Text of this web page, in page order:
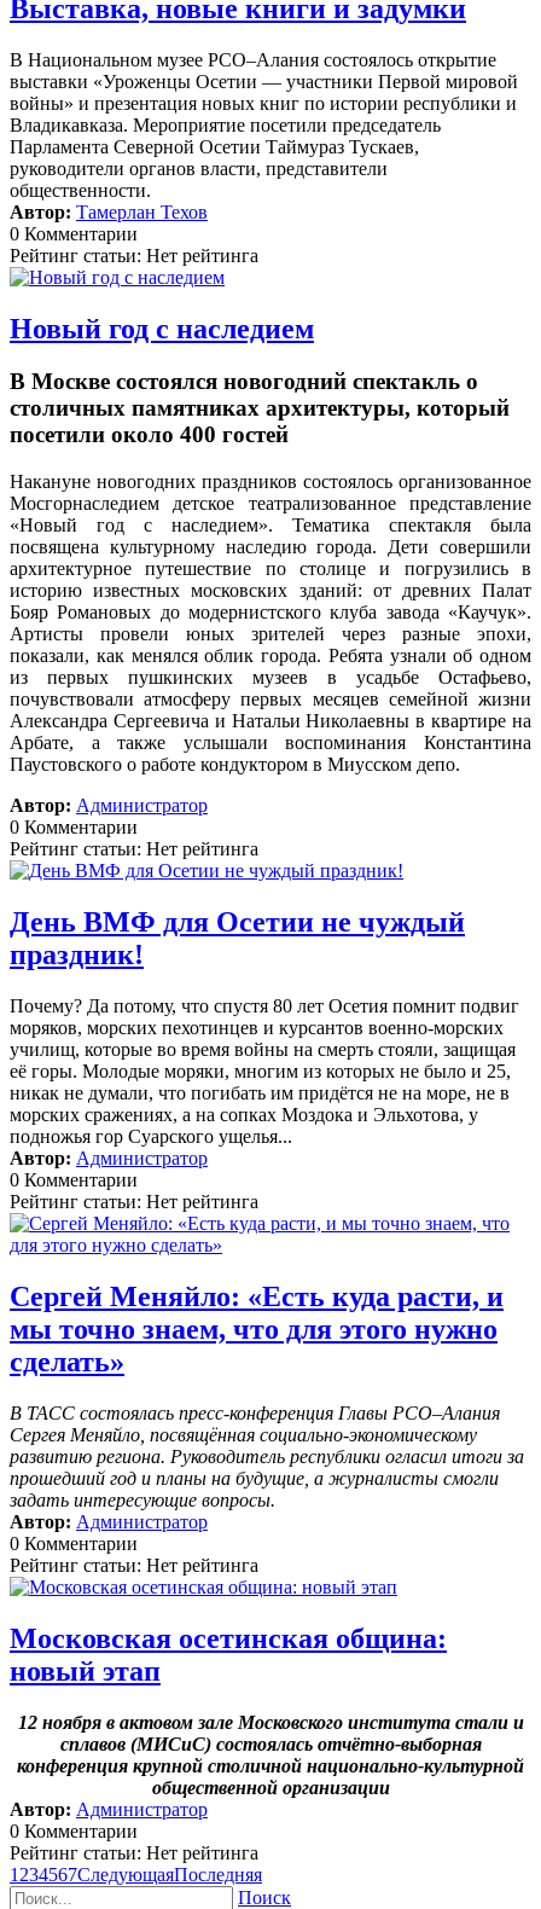
Выставка, новые книги и задумки
В Национальном музее РСО–Алания состоялось открытие
выставки «Уроженцы Осетии — участники Первой мировой
войны» и презентация новых книг по истории республики и
Владикавказа. Мероприятие посетили председатель
Парламента Северной Осетии Таймураз Тускаев,
руководители органов власти, представители
общественности.
Автор: Тамерлан Техов
0 Комментарии
Рейтинг статьи: Нет рейтинга
Новый год с наследием
В Москве состоялся новогодний спектакль о
столичных памятниках архитектуры, который
посетили около 400 гостей
Накануне новогодних праздников состоялось организованное
Мосгорнаследием детское театрализованное представление
«Новый год с наследием».
Тематика спектакля была
посвящена культурному наследию города. Дети совершили
архитектурное путешествие по столице и погрузились в
историю известных московских зданий: от древних Палат
Бояр Романовых до модернистского клуба завода «Каучук».
Артисты провели юных зрителей через разные эпохи,
показали, как менялся облик города. Ребята узнали об одном
из первых пушкинских музеев в усадьбе Остафьево,
почувствовали атмосферу первых месяцев семейной жизни
Александра Сергеевича и Натальи Николаевны в квартире на
Арбате, а также услышали воспоминания Константина
Паустовского о работе кондуктором в Миусском депо.
Автор: Администратор
0 Комментарии
Рейтинг статьи: Нет рейтинга
День ВМФ для Осетии не чуждый
праздник!
Почему? Да потому, что спустя 80 лет Осетия помнит подвиг
моряков, морских пехотинцев и курсантов военно-морских
училищ, которые во время войны на смерть стояли, защищая
её горы. Молодые моряки, многим из которых не было и 25,
никак не думали, что погибать им придётся не на море, не в
морских сражениях, а на сопках Моздока и Эльхотова, у
подножья гор Суарского ущелья...
Автор: Администратор
0 Комментарии
Рейтинг статьи: Нет рейтинга
Сергей Меняйло: «Есть куда расти, и
мы точно знаем, что для этого нужно
сделать»
В ТАСС состоялась пресс-конференция Главы РСО–Алания
Сергея Меняйло, посвящённая социально-экономическому
развитию региона. Руководитель республики огласил итоги за
прошедший год и планы на будущие, а журналисты смогли
задать интересующие вопросы.
Автор: Администратор
0 Комментарии
Рейтинг статьи: Нет рейтинга
Московская осетинская община:
новый этап
12 ноября в актовом зале Московского института стали и
сплавов (МИСиС) состоялась отчётно-выборная
конференция крупной столичной национально-культурной
общественной организации
Автор: Администратор
0 Комментарии
Рейтинг статьи: Нет рейтинга
1 234567СледующаяПоследняя
Поиск